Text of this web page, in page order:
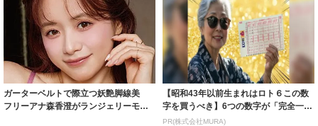
ガーターベルトで際立つ妖艶脚線美
フリーアナ森香澄がランジェリーモデ
【昭和43年以前生まれはロト６この数
字を買うべき】6つの数字が「完全一
致」する方...
PR(株式会社MURA)